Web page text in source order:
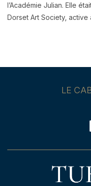
l’Académie Julian. Elle
Dorset Art Society, active
LE